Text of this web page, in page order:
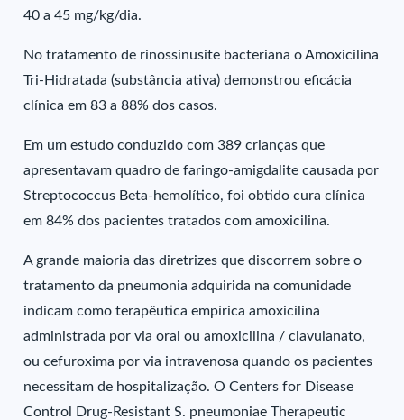
40 a 45 mg/kg/dia.
No tratamento de rinossinusite bacteriana o Amoxicilina
Tri-Hidratada (substância ativa) demonstrou eficácia
clínica em 83 a 88% dos casos.
Em um estudo conduzido com 389 crianças que
apresentavam quadro de faringo-amigdalite causada por
Streptococcus Beta-hemolítico, foi obtido cura clínica
em 84% dos pacientes tratados com amoxicilina.
A grande maioria das diretrizes que discorrem sobre o
tratamento da pneumonia adquirida na comunidade
indicam como terapêutica empírica amoxicilina
administrada por via oral ou amoxicilina / clavulanato,
ou cefuroxima por via intravenosa quando os pacientes
necessitam de hospitalização. O Centers for Disease
Control Drug-Resistant S. pneumoniae Therapeutic